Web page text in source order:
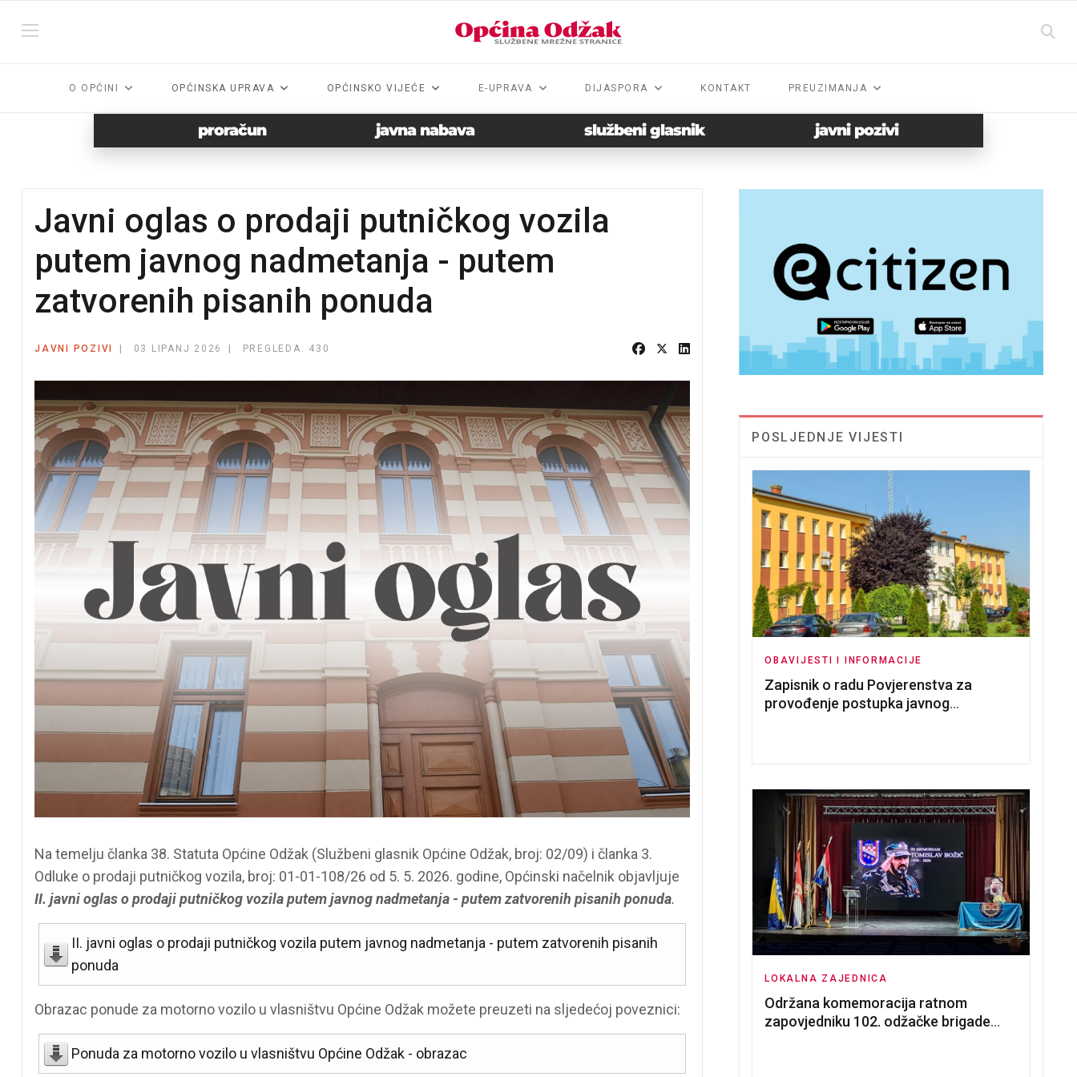
O OPĆINI OPĆINSKA UPRAVA OPĆINSKO VIJEĆE E-UPRAVA DIJASPORA KONTAKT PREUZIMANJA
proračun javna nabava službeni glasnik javni pozivi
Javni oglas o prodaji putničkog vozila
putem javnog nadmetanja - putem
zatvorenih pisanih ponuda
JAVNI POZIVI 03 LIPANJ 2026 PREGLEDA: 430
Na temelju članka 38. Statuta Općine Odžak (Službeni glasnik Općine Odžak, broj: 02/09) i članka 3.
Odluke o prodaji putničkog vozila, broj: 01-01-108/26 od 5. 5. 2026. godine, Općinski načelnik objavljuje
II. javni oglas o prodaji putničkog vozila putem javnog nadmetanja - putem zatvorenih pisanih ponuda.
II. javni oglas o prodaji putničkog vozila putem javnog nadmetanja - putem zatvorenih pisanih
ponuda
Obrazac ponude za motorno vozilo u vlasništvu Općine Odžak možete preuzeti na sljedećoj poveznici:
Ponuda za motorno vozilo u vlasništvu Općine Odžak - obrazac
POSLJEDNJE VIJESTI
OBAVIJESTI I INFORMACIJE
Zapisnik o radu Povjerenstva za
provođenje postupka javnog
LOKALNA ZAJEDNICA
Održana komemoracija ratnom
zapovjedniku 102. odžačke brigade